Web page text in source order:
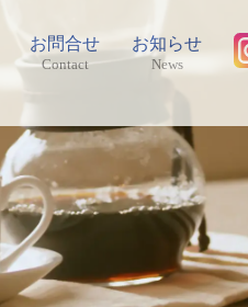
お問合せ
Contact
お知らせ
News